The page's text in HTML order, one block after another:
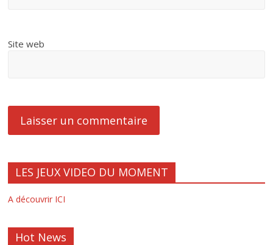
Site web
LES JEUX VIDEO DU MOMENT
A découvrir ICI
Hot News